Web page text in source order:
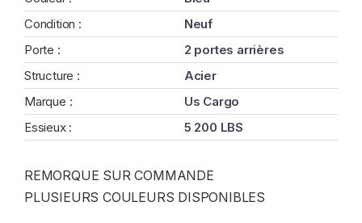
Condition :
Neuf
Porte :
2 portes arrières
Structure :
Acier
Marque :
Us Cargo
Essieux :
5 200 LBS
REMORQUE SUR COMMANDE
PLUSIEURS COULEURS DISPONIBLES